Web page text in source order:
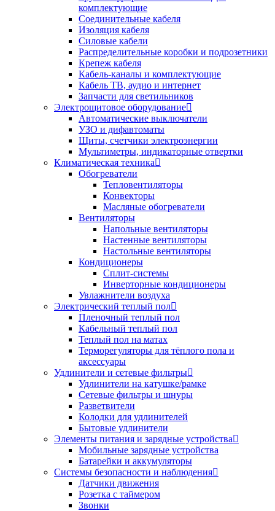
комплектующие
Соединительные кабеля
Изоляция кабеля
Силовые кабели
Распределительные коробки и подрозетники
Крепеж кабеля
Кабель-каналы и комплектующие
Кабель ТВ, аудио и интернет
Запчасти для светильников
Электрощитовое оборудование
Автоматические выключатели
УЗО и дифавтоматы
Щиты, счетчики электроэнергии
Мультиметры, индикаторные отвертки
Климатическая техника
Обогреватели
Тепловентиляторы
Конвекторы
Масляные обогреватели
Вентиляторы
Напольные вентиляторы
Настенные вентиляторы
Настольные вентиляторы
Кондиционеры
Сплит-системы
Инверторные кондиционеры
Увлажнители воздуха
Электрический теплый пол
Пленочный теплый пол
Кабельный теплый пол
Теплый пол на матах
Терморегуляторы для тёплого пола и
аксессуары
Удлинители и сетевые фильтры
Удлинители на катушке/рамке
Сетевые фильтры и шнуры
Разветвители
Колодки для удлинителей
Бытовые удлинители
Элементы питания и зарядные устройства
Мобильные зарядные устройства
Батарейки и аккумуляторы
Системы безопасности и наблюдения
Датчики движения
Розетка с таймером
Звонки